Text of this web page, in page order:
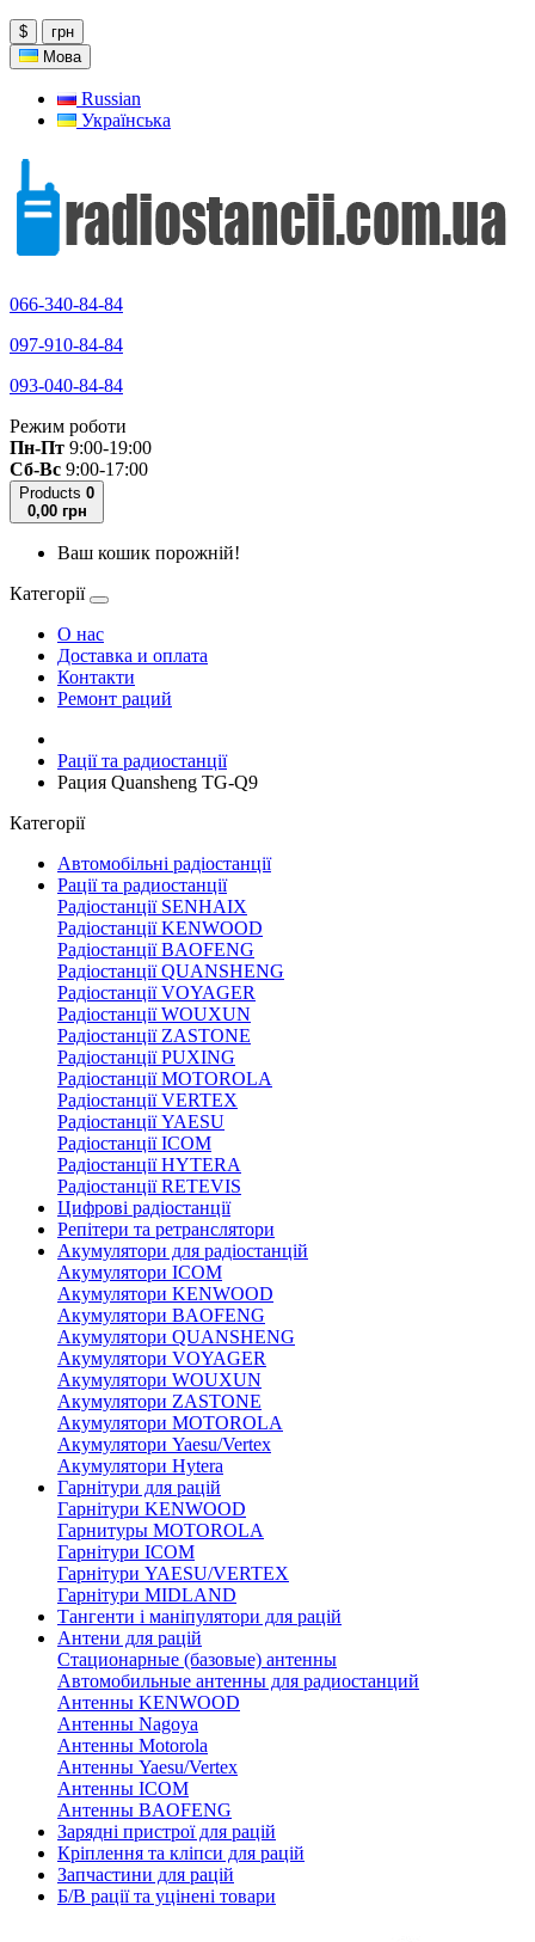
$
грн
Мова
Russian
Українська
066-340-84-84
097-910-84-84
093-040-84-84
Режим роботи
Пн-Пт 9:00-19:00
Сб-Вс 9:00-17:00
Products 0
0,00 грн
Ваш кошик порожній!
Категорії
О нас
Доставка и оплата
Контакти
Ремонт раций
Рації та радиостанції
Рация Quansheng TG-Q9
Категорії
Автомобільні радіостанції
Рації та радиостанції
Радіостанції SENHAIX
Радіостанції KENWOOD
Радіостанції BAOFENG
Радіостанції QUANSHENG
Радіостанції VOYAGER
Радіостанції WOUXUN
Радіостанції ZASTONE
Радіостанції PUXING
Радіостанції MOTOROLA
Радіостанції VERTEX
Радіостанції YAESU
Радіостанції ICOM
Радіостанції HYTERA
Радіостанції RETEVIS
Цифрові радіостанції
Репітери та ретранслятори
Акумулятори для радіостанцій
Акумулятори ICOM
Акумулятори KENWOOD
Акумулятори BAOFENG
Акумулятори QUANSHENG
Акумулятори VOYAGER
Акумулятори WOUXUN
Акумулятори ZASTONE
Акумулятори MOTOROLA
Акумулятори Yaesu/Vertex
Акумулятори Hytera
Гарнітури для рацій
Гарнітури KENWOOD
Гарнитуры MOTOROLA
Гарнітури ICOM
Гарнітури YAESU/VERTEX
Гарнітури MIDLAND
Тангенти і маніпулятори для рацій
Антени для рацій
Стационарные (базовые) антенны
Автомобильные антенны для радиостанций
Антенны KENWOOD
Антенны Nagoya
Антенны Motorola
Антенны Yaesu/Vertex
Антенны ICOM
Антенны BAOFENG
Зарядні пристрої для рацій
Кріплення та кліпси для рацій
Запчастини для рацій
Б/В рації та уцінені товари